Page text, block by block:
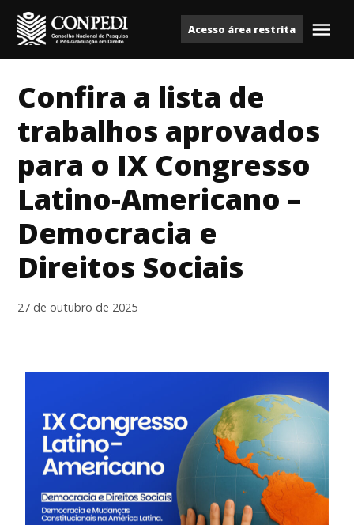
para
o
ConpediAcesso área restrita
Confira a lista de
trabalhos aprovados
para o IX Congresso
Latino-Americano –
Democracia e
Direitos Sociais
27 de outubro de 2025